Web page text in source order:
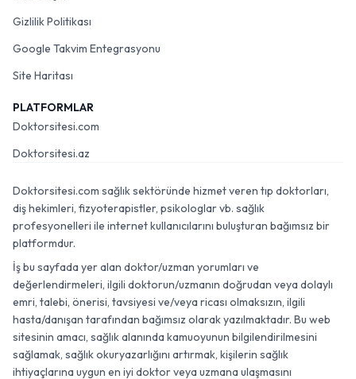
Gizlilik Politikası
Google Takvim Entegrasyonu
Site Haritası
PLATFORMLAR
Doktorsitesi.com
Doktorsitesi.az
Doktorsitesi.com sağlık sektöründe hizmet veren tıp doktorları,
diş hekimleri, fizyoterapistler, psikologlar vb. sağlık
profesyonelleri ile internet kullanıcılarını buluşturan bağımsız bir
platformdur.
İş bu sayfada yer alan doktor/uzman yorumları ve
değerlendirmeleri, ilgili doktorun/uzmanın doğrudan veya dolaylı
emri, talebi, önerisi, tavsiyesi ve/veya ricası olmaksızın, ilgili
hasta/danışan tarafından bağımsız olarak yazılmaktadır. Bu web
sitesinin amacı, sağlık alanında kamuoyunun bilgilendirilmesini
sağlamak, sağlık okuryazarlığını artırmak, kişilerin sağlık
ihtiyaçlarına uygun en iyi doktor veya uzmana ulaşmasını